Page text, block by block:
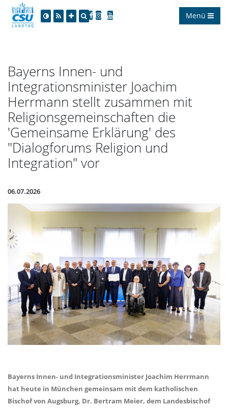
Menü
Bayerns Innen- und
Integrationsminister Joachim
Herrmann stellt zusammen mit
Religionsgemeinschaften die
'Gemeinsame Erklärung' des
"Dialogforums Religion und
Integration" vor
06.07.2026
Bayerns Innen- und Integrationsminister Joachim Herrmann
hat heute in München gemeinsam mit dem katholischen
Bischof von Augsburg, Dr. Bertram Meier, dem Landesbischof